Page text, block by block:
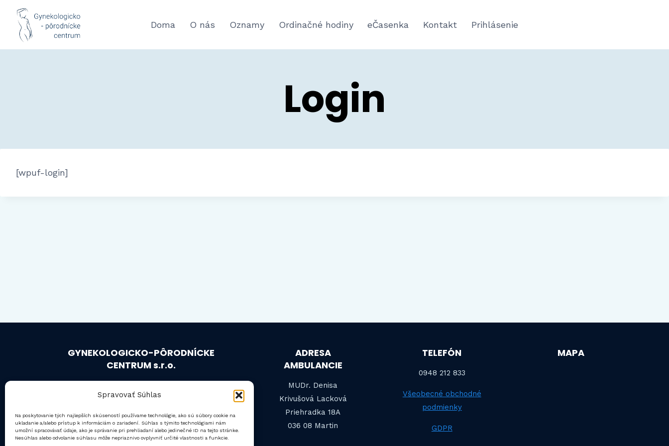
Spravovať Súhlas
Na poskytovanie tých najlepších skúseností používame technológie, ako sú súbory cookie na
ukladanie a/alebo prístup k informáciám o zariadení. Súhlas s týmito technológiami nám
umožní spracovávať údaje, ako je správanie pri prehliadaní alebo jedinečné ID na tejto stránke.
Nesúhlas alebo odvolanie súhlasu môže nepriaznivo ovplyvniť určité vlastnosti a funkcie.
Doma O nás Oznamy Ordinačné hodiny eČasenka Kontakt Prihlásenie
Login
[wpuf-login]
GYNEKOLOGICKO-PÔRODNÍCKE
CENTRUM s.r.o.
všetky vekové kategórie žien.
ADRESA
AMBULANCIE
MUDr. Denisa
Krivušová Lacková
Priehradka 18A
036 08 Martin
TELEFÓN
0948 212 833
Všeobecné obchodné
podmienky
GDPR
MAPA